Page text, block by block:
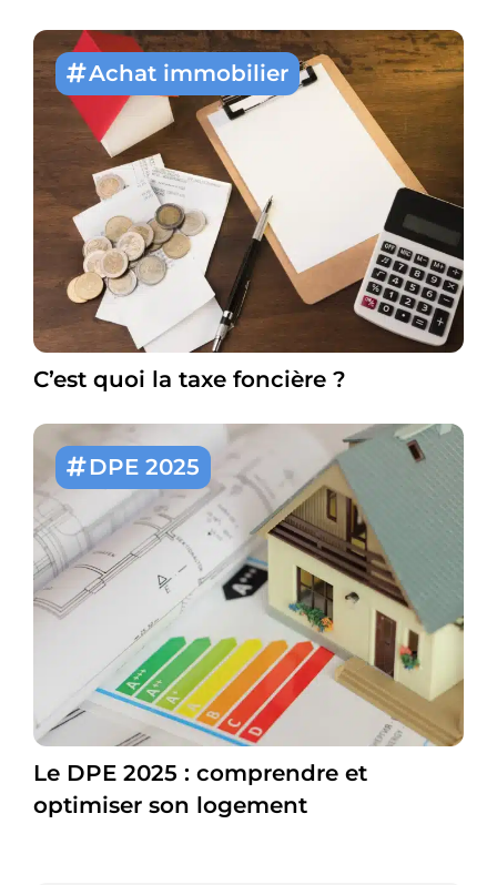
Achat immobilier
C’est quoi la taxe foncière ?
DPE 2025
Le DPE 2025 : comprendre et
optimiser son logement